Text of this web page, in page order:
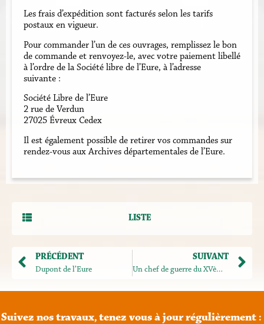
Les frais d’expédition sont facturés selon les tarifs
postaux en vigueur.
Pour commander l’un de ces ouvrages, remplissez le bon
de commande et renvoyez-le, avec votre paiement libellé
à l’ordre de la Société libre de l’Eure, à l’adresse
suivante :
Société Libre de l’Eure
2 rue de Verdun
27025 Évreux Cedex
Il est également possible de retirer vos commandes sur
rendez-vous aux Archives départementales de l’Eure.
LISTE
PRÉCÉDENT
Dupont de l’Eure
SUIVANT
Un chef de guerre du XVème siècle : Robert de Flocques, bailli royal d’Évreux
Suivez nos travaux, tenez vous à jour régulièrement :